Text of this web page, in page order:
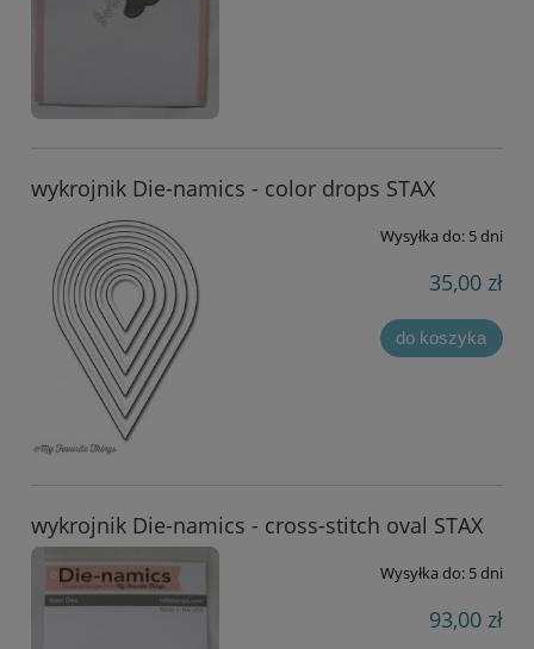
wykrojnik Die-namics - color drops STAX
Wysyłka do: 5 dni
35,00 zł
do koszyka
wykrojnik Die-namics - cross-stitch oval STAX
Wysyłka do: 5 dni
93,00 zł